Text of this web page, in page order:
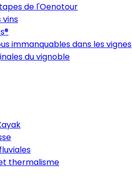
de l'Oenotour
vins
immanquables dans les vignes
du vignoble
thermalisme